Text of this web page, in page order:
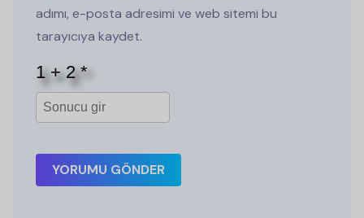
adımı, e-posta adresimi ve web sitemi bu
tarayıcıya kaydet.
YORUMU GÖNDER